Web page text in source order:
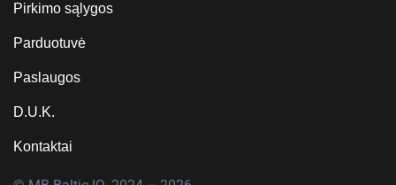
Pirkimo sąlygos
Parduotuvė
Paslaugos
D.U.K.
Kontaktai